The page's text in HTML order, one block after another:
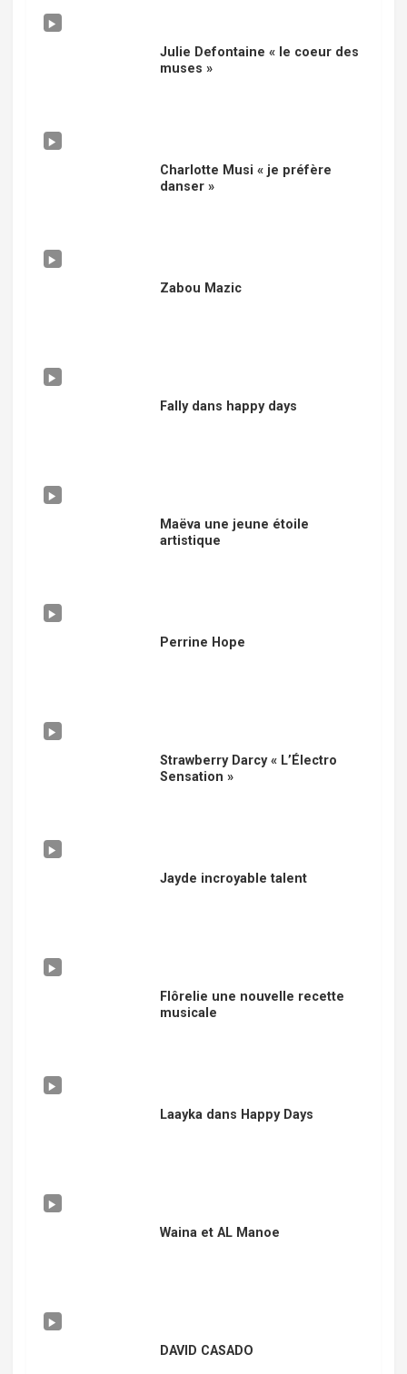
Julie Defontaine « le coeur des
muses »
Charlotte Musi « je préfère
danser »
Zabou Mazic
Fally dans happy days
Maëva une jeune étoile
artistique
Perrine Hope
Strawberry Darcy « L’Électro
Sensation »
Jayde incroyable talent
Flôrelie une nouvelle recette
musicale
Laayka dans Happy Days
Waina et AL Manoe
DAVID CASADO